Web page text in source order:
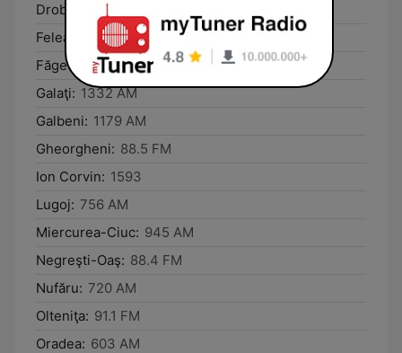
Drobeta-Turnu Severin:
Feleacu:
88.8 FM
Făget:
89.8 FM
Galaţi: 1332 AM
Galbeni: 1179 AM
Gheorgheni: 88.5 FM
Ion Corvin: 1593
Lugoj: 756 AM
Miercurea-Ciuc: 945 AM
Negreşti-Oaş: 88.4 FM
Nufăru: 720 AM
Olteniţa: 91.1 FM
Oradea: 603 AM